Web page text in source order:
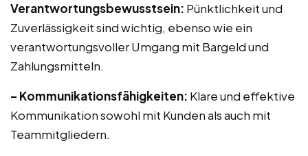
Verantwortungsbewusstsein: Pünktlichkeit und
Zuverlässigkeit sind wichtig, ebenso wie ein
verantwortungsvoller Umgang mit Bargeld und
Zahlungsmitteln.
– Kommunikationsfähigkeiten: Klare und effektive
Kommunikation sowohl mit Kunden als auch mit
Teammitgliedern.